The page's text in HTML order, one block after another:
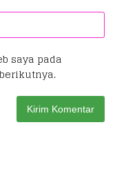
saya pada